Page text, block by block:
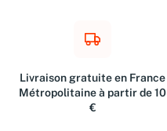
Livraison gratuite en France
Métropolitaine à partir de 10
€